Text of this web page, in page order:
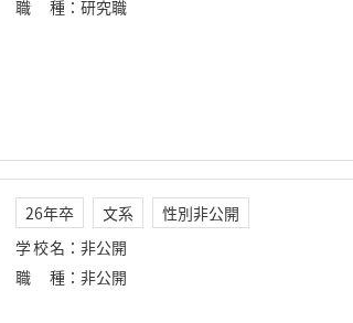
職種 ： 研究職
26年卒 文系
性別非公開
学校名 ： 非公開
職種 ： 非公開